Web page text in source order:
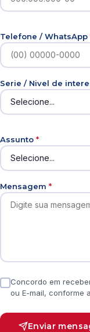
Telefone / WhatsApp
Serie / Nivel de
Assunto *
Mensagem *
Concordo em
ou E-mail, conforme a
Enviar